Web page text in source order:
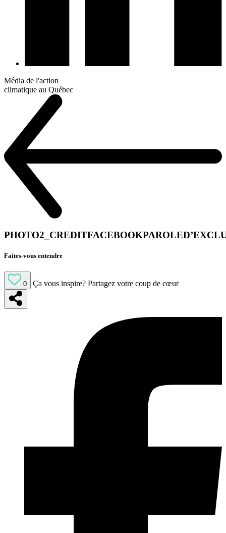
Média de l'action
climatique au Québec
Faites-vous entendre
0 Ça vous inspire? Partagez votre coup de cœur